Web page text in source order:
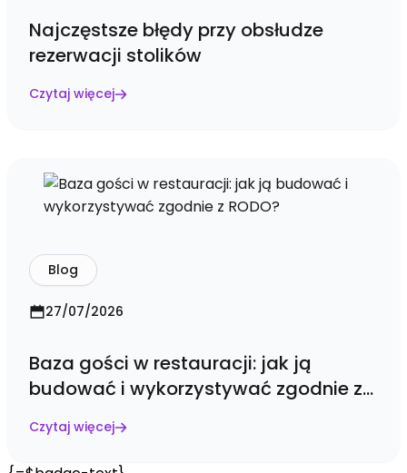
Najczęstsze błędy przy obsłudze
rezerwacji stolików
Czytaj więcej
Blog
27/07/2026
Baza gości w restauracji: jak ją
budować i wykorzystywać zgodnie z
Czytaj więcej